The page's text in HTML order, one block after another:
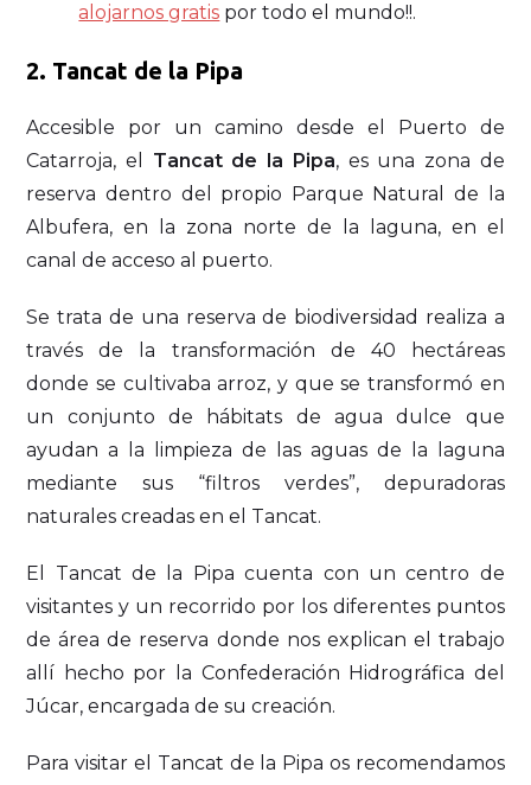
alojarnos gratis por todo el mundo!!.
2. Tancat de la Pipa
Accesible por un camino desde el Puerto de
Catarroja, el Tancat de la Pipa, es una zona de
reserva dentro del propio Parque Natural de la
Albufera, en la zona norte de la laguna, en el
canal de acceso al puerto.
Se trata de una reserva de biodiversidad realiza a
través de la transformación de 40 hectáreas
donde se cultivaba arroz, y que se transformó en
un conjunto de hábitats de agua dulce que
ayudan a la limpieza de las aguas de la laguna
mediante sus “filtros verdes”, depuradoras
naturales creadas en el Tancat.
El Tancat de la Pipa cuenta con un centro de
visitantes y un recorrido por los diferentes puntos
de área de reserva donde nos explican el trabajo
allí hecho por la Confederación Hidrográfica del
Júcar, encargada de su creación.
Para visitar el Tancat de la Pipa os recomendamos